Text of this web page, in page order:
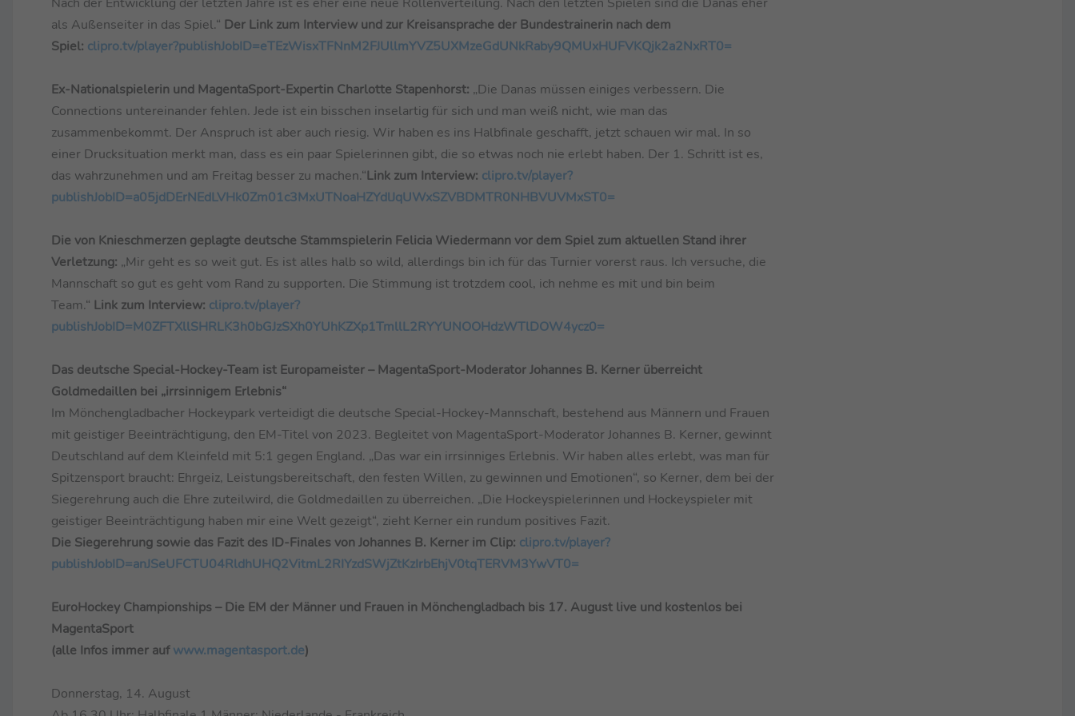
als Außenseiter in das Spiel.“ Der Link zum Interview und zur Kreisansprache der Bundestrainerin nach dem
Spiel: clipro.tv/player?publishJobID=eTEzWisxTFNnM2FJUllmYVZ5UXMzeGdUNkRaby9QMUxHUFVKQjk2a2NxRT0=
Ex-Nationalspielerin und MagentaSport-Expertin Charlotte Stapenhorst: „Die Danas müssen einiges verbessern. Die
Connections untereinander fehlen. Jede ist ein bisschen inselartig für sich und man weiß nicht, wie man das
zusammenbekommt. Der Anspruch ist aber auch riesig. Wir haben es ins Halbfinale geschafft, jetzt schauen wir mal. In so
einer Drucksituation merkt man, dass es ein paar Spielerinnen gibt, die so etwas noch nie erlebt haben. Der 1. Schritt ist es,
das wahrzunehmen und am Freitag besser zu machen.“Link zum Interview: clipro.tv/player?
publishJobID=a05jdDErNEdLVHk0Zm01c3MxUTNoaHZYdlJqUWxSZVBDMTR0NHBVUVMxST0=
Die von Knieschmerzen geplagte deutsche Stammspielerin Felicia Wiedermann vor dem Spiel zum aktuellen Stand ihrer
Verletzung: „Mir geht es so weit gut. Es ist alles halb so wild, allerdings bin ich für das Turnier vorerst raus. Ich versuche, die
Mannschaft so gut es geht vom Rand zu supporten. Die Stimmung ist trotzdem cool, ich nehme es mit und bin beim
Team.“ Link zum Interview: clipro.tv/player?
publishJobID=M0ZFTXllSHRLK3h0bGJzSXh0YUhKZXp1TmllL2RYYUNOOHdzWTlDOW4ycz0=
Das deutsche Special-Hockey-Team ist Europameister – MagentaSport-Moderator Johannes B. Kerner überreicht
Goldmedaillen bei „irrsinnigem Erlebnis“
Im Mönchengladbacher Hockeypark verteidigt die deutsche Special-Hockey-Mannschaft, bestehend aus Männern und Frauen
mit geistiger Beeinträchtigung, den EM-Titel von 2023. Begleitet von MagentaSport-Moderator Johannes B. Kerner, gewinnt
Deutschland auf dem Kleinfeld mit 5:1 gegen England. „Das war ein irrsinniges Erlebnis. Wir haben alles erlebt, was man für
Spitzensport braucht: Ehrgeiz, Leistungsbereitschaft, den festen Willen, zu gewinnen und Emotionen“, so Kerner, dem bei der
Siegerehrung auch die Ehre zuteilwird, die Goldmedaillen zu überreichen. „Die Hockeyspielerinnen und Hockeyspieler mit
geistiger Beeinträchtigung haben mir eine Welt gezeigt“, zieht Kerner ein rundum positives Fazit.
Die Siegerehrung sowie das Fazit des ID-Finales von Johannes B. Kerner im Clip: clipro.tv/player?
publishJobID=anJSeUFCTU04RldhUHQ2VitmL2RIYzdSWjZtKzIrbEhjV0tqTERVM3YwVT0=
EuroHockey Championships – Die EM der Männer und Frauen in Mönchengladbach bis 17. August live und kostenlos bei
MagentaSport
(alle Infos immer aufwww.magentasport.de)
Donnerstag, 14. August